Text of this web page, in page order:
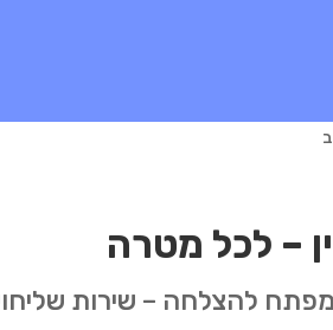
– לכל מטרה
להצלחה – שירות